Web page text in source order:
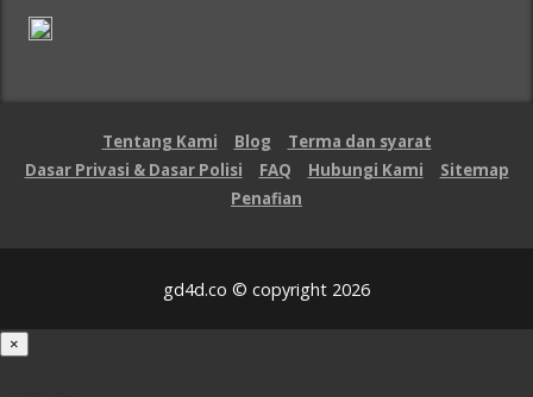
Tentang Kami Blog
Terma dan syarat
Dasar Privasi & Dasar Polisi
FAQ Hubungi Kami
Sitemap
Penafian
gd4d.co © copyright 2026
×